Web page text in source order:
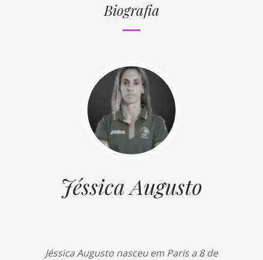
Biografia
Jéssica Augusto
Jéssica Augusto nasceu em Paris a 8 de